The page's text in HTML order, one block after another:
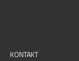
KONTAKT